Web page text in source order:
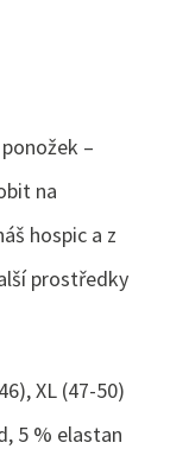
–
na
hospic a z
prostředky
XL (47-50)
5 % elastan